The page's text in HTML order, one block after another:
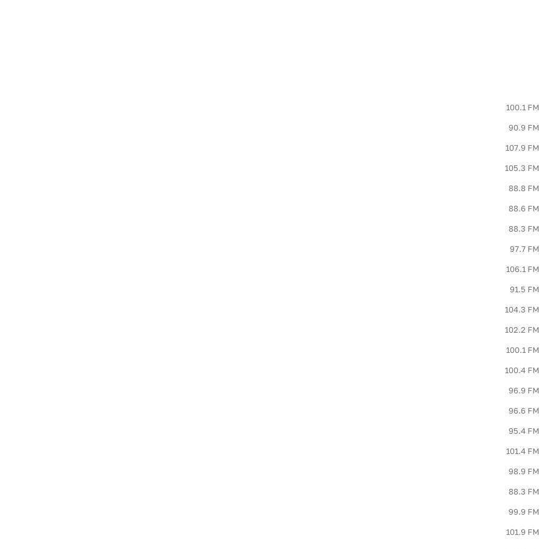
100.1 FM
90.9 FM
107.9 FM
105.3 FM
88.8 FM
88.6 FM
88.3 FM
97.7 FM
106.1 FM
91.5 FM
104.3 FM
102.2 FM
100.1 FM
100.4 FM
96.9 FM
96.6 FM
95.4 FM
101.4 FM
98.9 FM
88.3 FM
99.9 FM
101.9 FM